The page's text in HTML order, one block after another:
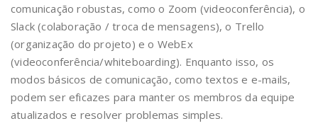
comunicação robustas, como o Zoom (videoconferência), o
Slack (colaboração / troca de mensagens), o Trello
(organização do projeto) e o WebEx
(videoconferência/whiteboarding). Enquanto isso, os
modos básicos de comunicação, como textos e e-mails,
podem ser eficazes para manter os membros da equipe
atualizados e resolver problemas simples.